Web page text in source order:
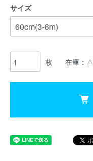
サイズ
枚 在庫：△